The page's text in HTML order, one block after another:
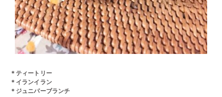
＊ティートリー
＊イランイラン
＊ジュニパーブランチ